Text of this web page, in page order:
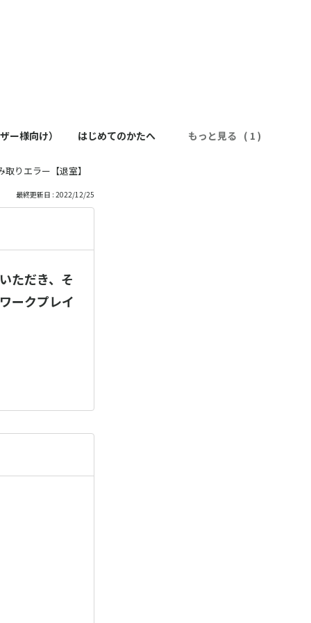
ー様向け） はじめてのかたへ もっと見る
りエラー【退室】
最終更新日 : 2022/12/25
ただき、そ
ークプレイ